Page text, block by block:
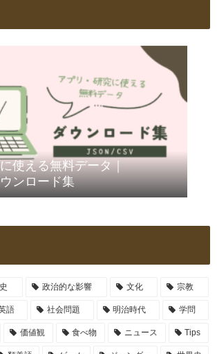
使える無料データ｜
ンロード集
政治的な影響 文化 宗教
語 社会問題 明治時代 学問
価値観 食べ物 ニュース Tips